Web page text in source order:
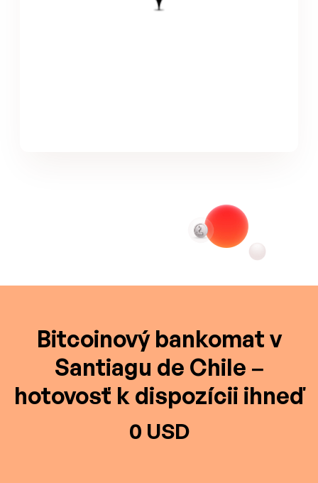
Bitcoinový bankomat v
Santiagu de Chile –
hotovosť k dispozícii ihneď
0 USD